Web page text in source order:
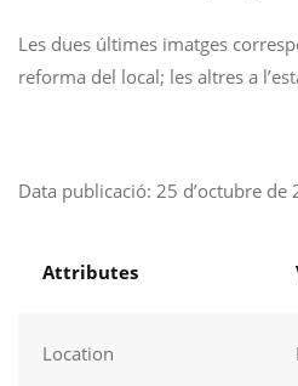
Les dues últimes imatges
reforma del local; les altres a
Data publicació: 25 d’octubre de
Attributes
Location